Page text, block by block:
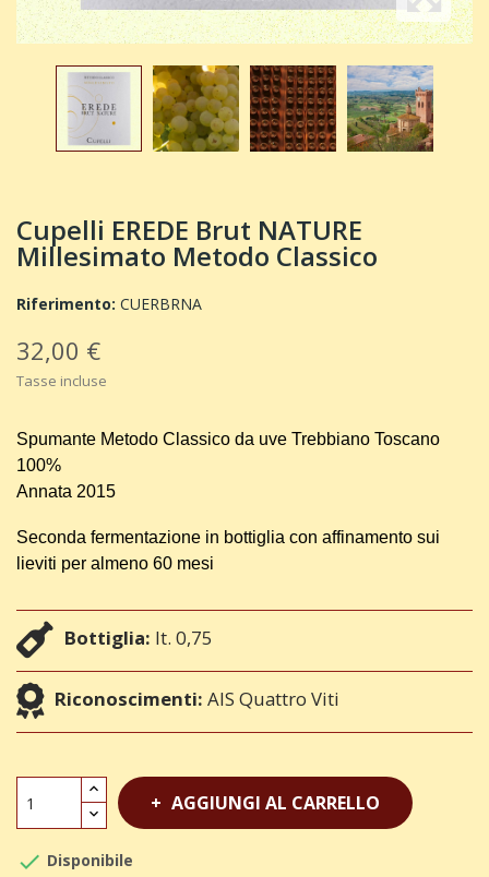
Cupelli EREDE Brut NATURE
Millesimato Metodo Classico
Riferimento: CUERBRNA
32,00 €
Tasse incluse
Spumante Metodo Classico da uve Trebbiano Toscano
100%
Annata 2015
Seconda fermentazione in bottiglia con affinamento sui
lieviti per almeno 60 mesi
Bottiglia: lt. 0,75
Riconoscimenti: AIS Quattro Viti
AGGIUNGI AL CARRELLO
 Disponibile